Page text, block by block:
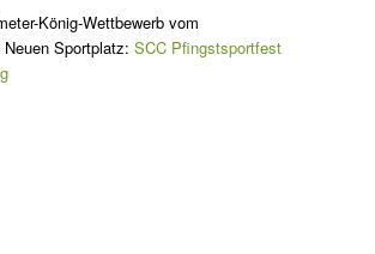
König-Wettbewerb vom
Neuen Sportplatz:SCC Pfingstsportfest